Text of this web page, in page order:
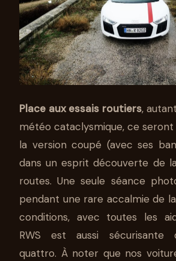
Place aux essais routiers,
météo cataclysmique, ce seront
la version coupé (avec ses
dans un esprit découverte de
routes. Une seule séance
pendant une rare accalmie de
conditions, avec toutes les
RWS est aussi sécurisante
quattro. À noter que nos